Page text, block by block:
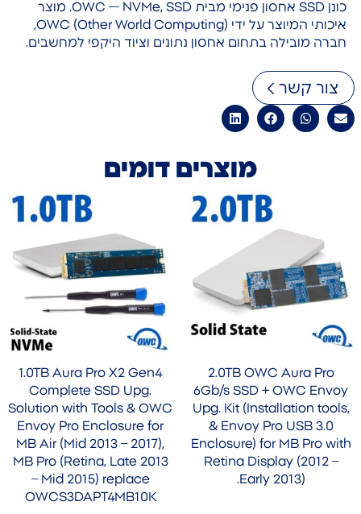
כונן SSD אחסון פנימי מבית OWC — NVMe, SSD. מוצר
איכותי המיוצר על ידי OWC (Other World Computing),
חברה מובילה בתחום אחסון נתונים וציוד היקפי למחשבים.
צור קשר
מוצרים דומים
2.0TB OWC Aura Pro
6Gb/s SSD + OWC Envoy
Upg. Kit (Installation tools,
& Envoy Pro USB 3.0
Enclosure) for MB Pro with
Retina Display (2012 –
Early 2013).
1.0TB Aura Pro X2 Gen4
Complete SSD Upg.
Solution with Tools & OWC
Envoy Pro Enclosure for
MB Air (Mid 2013 – 2017),
MB Pro (Retina, Late 2013
– Mid 2015) replace
OWCS3DAPT4MB10K